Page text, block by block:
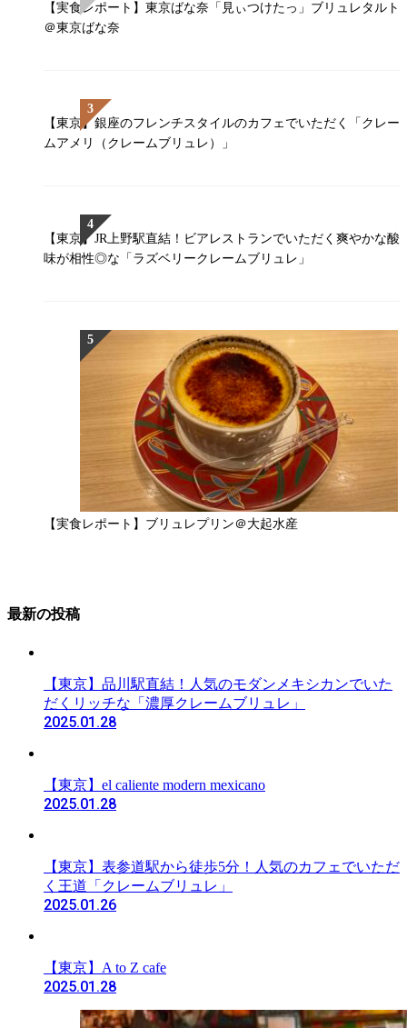
【実食レポート】東京ばな奈「見ぃつけたっ」ブリュレタルト
＠東京ばな奈
【東京】銀座のフレンチスタイルのカフェでいただく「クレー
ムアメリ（クレームブリュレ）」￼
【東京】JR上野駅直結！ビアレストランでいただく爽やかな酸
味が相性◎な「ラズベリークレームブリュレ」
【実食レポート】ブリュレプリン＠大起水産
最新の投稿
【東京】品川駅直結！人気のモダンメキシカンでいた
だくリッチな「濃厚クレームブリュレ」
2025.01.28
【東京】el caliente modern mexicano
2025.01.28
【東京】表参道駅から徒歩5分！人気のカフェでいただ
く王道「クレームブリュレ」
2025.01.26
【東京】A to Z cafe
2025.01.28